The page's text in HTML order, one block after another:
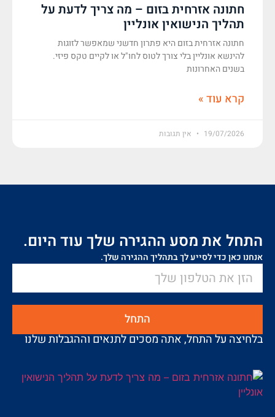
חתונה אזרחית בזום – מה צריך לדעת על
תהליך הנישואין אונליין
חתונה אזרחית בזום היא פתרון חדשני שמאפשר לזוגות
להינשא אונליין בלי צורך לטוס לחו"ל או לקיים טקס פיזי.
בשנים האחרונות
קרא עוד »
19/07/2026 אין תגובות
התחל את מסע ההגירה שלך עוד היום.
אנחנו כאן כדי לסייע לך בתהליך ההגירה שלך.
התחל
בלחיצה על התחל, אתה מסכים לתנאים וההגבלות שלנו